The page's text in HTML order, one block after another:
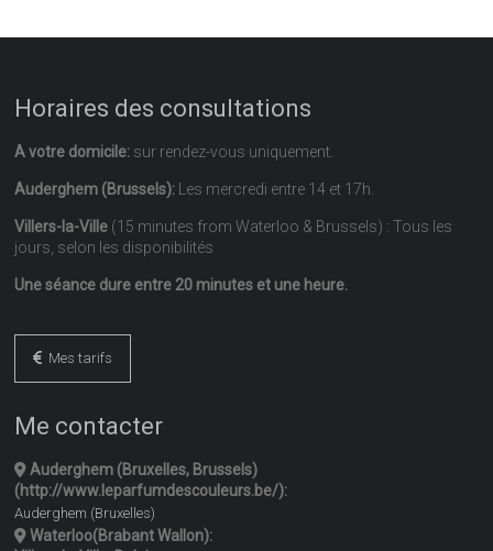
Horaires des consultations
A votre domicile: sur rendez-vous uniquement.
Auderghem (Brussels): Les mercredi entre 14 et 17h.
Villers-la-Ville (15 minutes from Waterloo & Brussels) : Tous les
jours, selon les disponibilités
Une séance dure entre 20 minutes et une heure.
Mes tarifs
Me contacter
Auderghem (Bruxelles, Brussels)
(http://www.leparfumdescouleurs.be/):
Auderghem (Bruxelles)
Waterloo(Brabant Wallon):